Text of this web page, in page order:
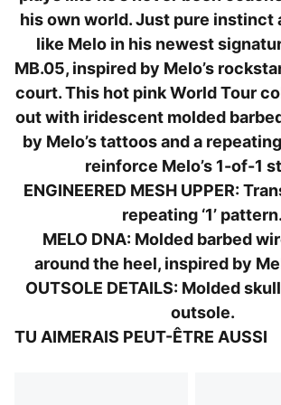
DÉTAILS
Coupe régulière
Embout arrondi
Fermeture : lacets
Niveau d’amorti : max
Talon : plat
PUMA Enfant et adolescent :
enfants plus grands de 8 à 16 ans
his own world. Just pure instinct
like Melo in his newest
MB.05, inspired by Melo’s
court. This hot pink World Tour
out with iridescent molded
by Melo’s tattoos and a repeating
reinforce Melo’s 1-of-1
ENGINEERED MESH UPPER:
repeating ‘1’ pattern.
MELO DNA: Molded barbed
around the heel, inspired by
OUTSOLE DETAILS: Molded skull
outsole.
TU AIMERAIS PEUT-ÊTRE AUSSI